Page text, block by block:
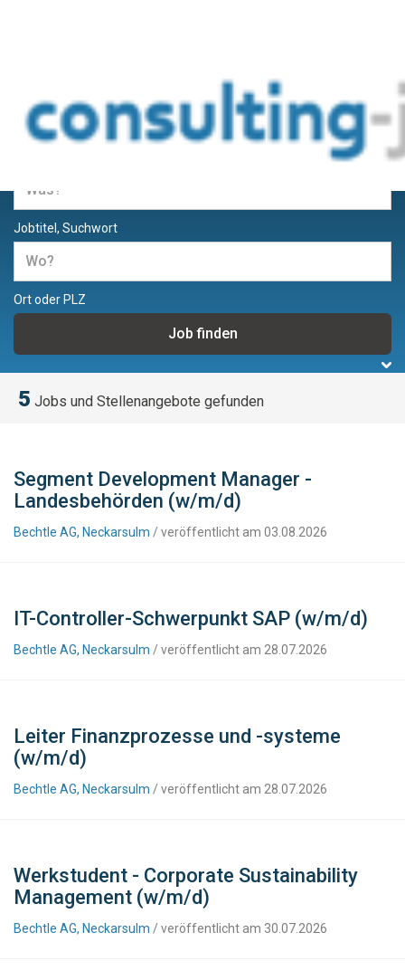
Jobs und Stellenangebote für
Berater und Consultants
Jobtitel, Suchwort
Ort oder PLZ
5 Jobs und Stellenangebote gefunden
Segment Development Manager -
Landesbehörden (w/m/d)
Bechtle AG, Neckarsulm / veröffentlicht am 03.08.2026
IT-Controller-Schwerpunkt SAP (w/m/d)
Bechtle AG, Neckarsulm / veröffentlicht am 28.07.2026
Leiter Finanzprozesse und -systeme
(w/m/d)
Bechtle AG, Neckarsulm / veröffentlicht am 28.07.2026
Werkstudent - Corporate Sustainability
Management (w/m/d)
Bechtle AG, Neckarsulm / veröffentlicht am 30.07.2026